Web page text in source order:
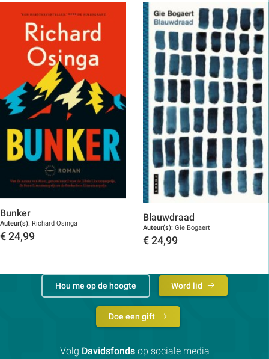
Bunker
Auteur(s): Richard Osinga
€ 24,99
Blauwdraad
Auteur(s): Gie Bogaert
€ 24,99
Hou me op de hoogte Word lid
Doe een gift
Volg Davidsfondsop sociale media